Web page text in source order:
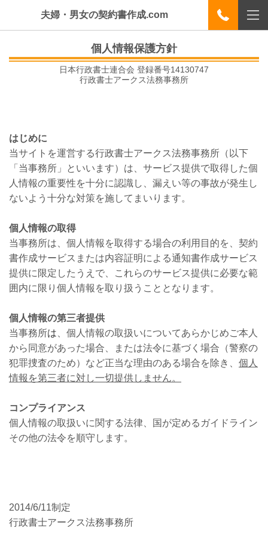
夫婦・男女の契約書作成.com
個人情報保護方針
日本行政書士連合会 登録番号14130747
行政書士アークス法務事務所
はじめに
当サイトを運営する行政書士アークス法務事務所（以下
「当事務所」といいます）は、サービス提供で取得した個
人情報の重要性を十分に認識し、漏えい等の事故が発生し
ないよう十分な対策を施してまいります。
個人情報の取得
当事務所は、個人情報を取得する場合の利用目的を、契約
書作成サービスまたは内容証明による通知書作成サービス
提供に限定したうえで、これらのサービス提供に必要な範
囲内に限り個人情報を取り扱うこととなります。
個人情報の第三者提供
当事務所は 、個人情報の取扱いについてあらかじめご本人
から同意があった場合、または法令に基づく場合（警察の
犯罪捜査のため）など正当な理由のある場合を除き、 個人
情報を第三者に対し一切提供しません。
コンプライアンス
個人情報の取扱いに関する法律、国が定めるガイドライン
その他の法令を順守します。
2014/6/11制定
行政書士アークス法務事務所